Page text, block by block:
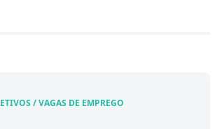
/ VAGAS DE EMPREGO